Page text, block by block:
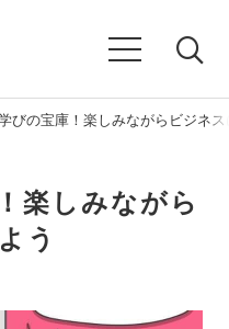
びの宝庫！楽しみながらビジネ
楽しみながら
う